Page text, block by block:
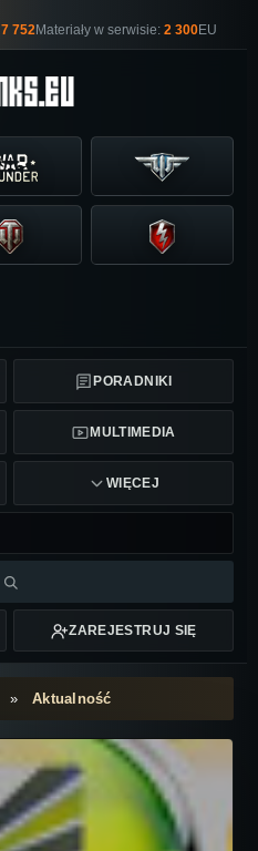
7 752Materiały w serwisie: 2 300EU
PORADNIKI
MULTIMEDIA
WIĘCEJ
ZAREJESTRUJ SIĘ
»Aktualność